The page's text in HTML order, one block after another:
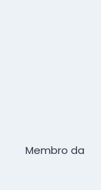
Membro da